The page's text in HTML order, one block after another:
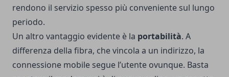
rendono il servizio spesso più conveniente sul lungo
periodo.
Un altro vantaggio evidente è la portabilità. A
differenza della fibra, che vincola a un indirizzo, la
connessione mobile segue l’utente ovunque. Basta